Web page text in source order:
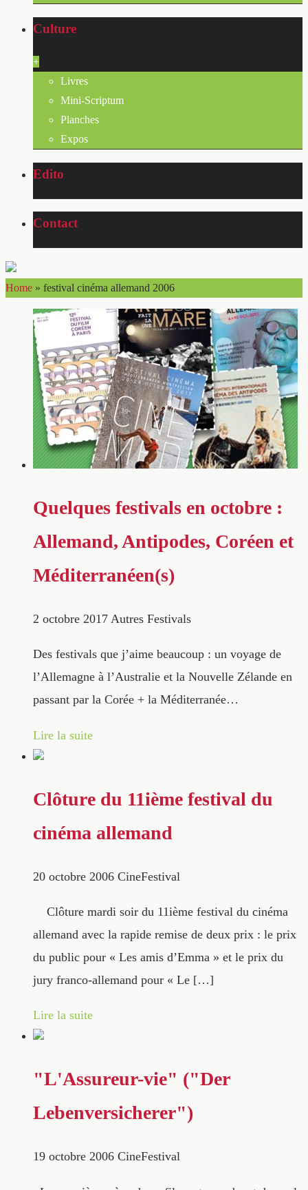
Culture
+
Livres
Mini-Scriptum
Planches
Expos
Edito
Contact
Home » festival cinéma allemand 2006
Quelques festivals en octobre :
Allemand, Antipodes, Coréen et
Méditerranéen(s)
2 octobre 2017 Autres Festivals
Des festivals que j’aime beaucoup : un voyage de
l’Allemagne à l’Australie et la Nouvelle Zélande en
passant par la Corée + la Méditerranée…
Lire la suite
Clôture du 11ième festival du
cinéma allemand
20 octobre 2006 CineFestival
Clôture mardi soir du 11ième festival du cinéma
allemand avec la rapide remise de deux prix : le prix
du public pour « Les amis d’Emma » et le prix du
jury franco-allemand pour « Le […]
Lire la suite
"L'Assureur-vie" ("Der
Lebenversicherer")
19 octobre 2006 CineFestival